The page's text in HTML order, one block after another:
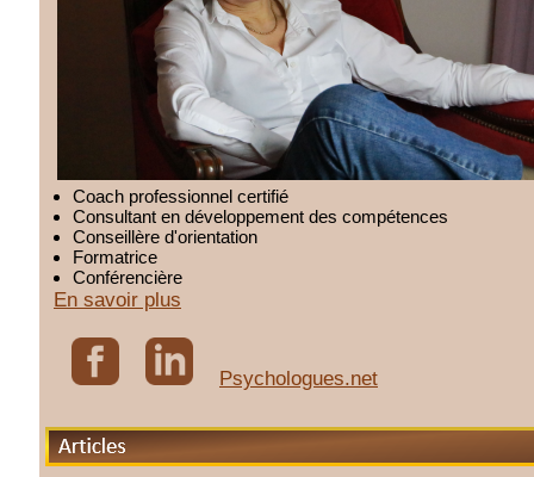
Coach professionnel certifié
Consultant en développement des compétences
Conseillère d'orientation
Formatrice
Conférencière
En savoir plus
Psychologues.net
Articles